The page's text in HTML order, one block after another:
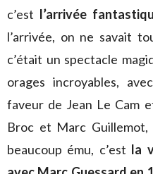
c’est l’arrivée
l’arrivée, on ne savait
c’était un spectacle
orages incroyables, avec
faveur de Jean Le Cam
Broc et Marc Guillemot,
beaucoup ému, c’est la